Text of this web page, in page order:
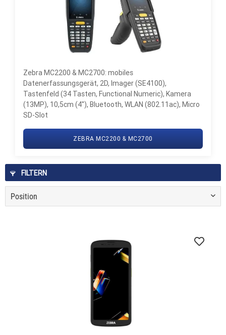
Zebra MC2200 & MC2700: mobiles
Datenerfassungsgerät, 2D, Imager (SE4100),
Tastenfeld (34 Tasten, Functional Numeric), Kamera
(13MP), 10,5cm (4''), Bluetooth, WLAN (802.11ac), Micro
SD-Slot
ZEBRA MC2200 & MC2700
FILTERN